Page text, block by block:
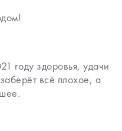
году здоровья, удачи
всё плохое, а